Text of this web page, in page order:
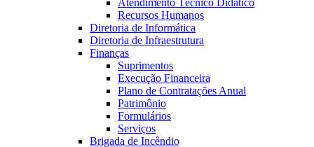
Atendimento Técnico Didático
Recursos Humanos
Diretoria de Informática
Diretoria de Infraestrutura
Finanças
Suprimentos
Execução Financeira
Plano de Contratações Anual
Patrimônio
Formulários
Serviços
Brigada de Incêndio